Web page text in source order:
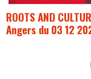
ROOTS AND
Angers du 03 12